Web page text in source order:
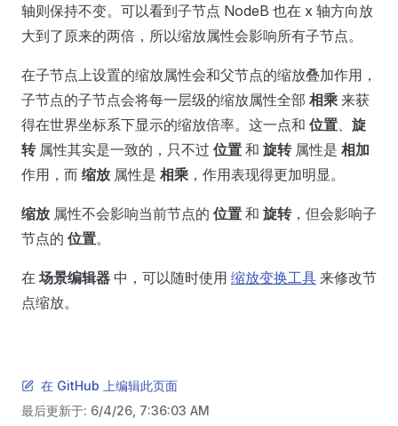
轴则保持不变。可以看到子节点 NodeB 也在 x 轴方向放
大到了原来的两倍，所以缩放属性会影响所有子节点。
在子节点上设置的缩放属性会和父节点的缩放叠加作用，
子节点的子节点会将每一层级的缩放属性全部 相乘 来获
得在世界坐标系下显示的缩放倍率。这一点和 位置
旋
转属性其实是一致的，只不过 位置 和 旋转属性是 相加
作用，而 缩放 属性是 相乘 ，作用表现得更加明显。
缩放 属性不会影响当前节点的 位置 和 旋转，但会影响子
节点的 位置。
在 场景编辑器 中，可以随时使用 缩放变换工具 来修改节
点缩放。
在 GitHub 上编辑此页面
最后更新于: 6/4/26, 7:36:03 AM